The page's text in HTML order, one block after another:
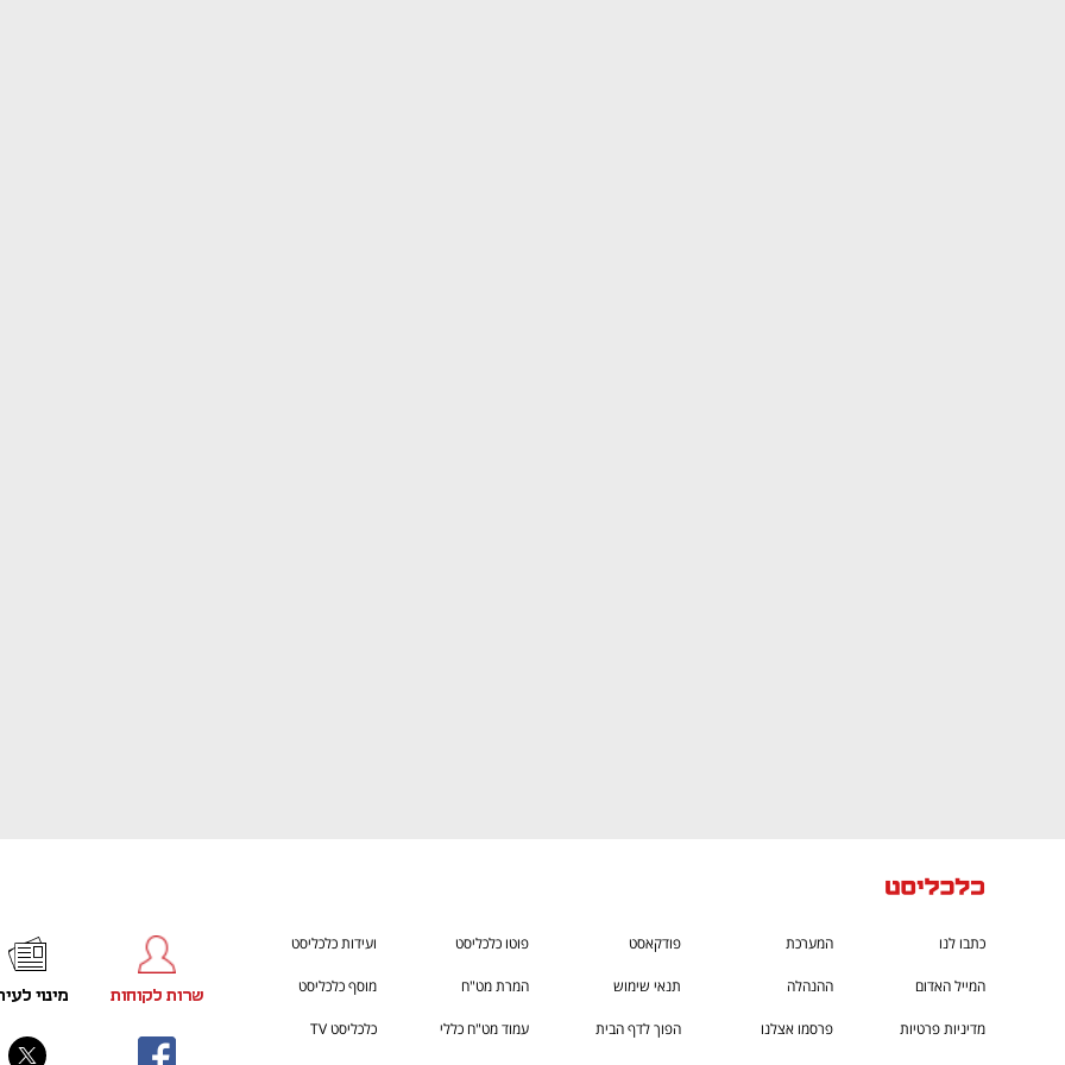
כתבו לנו המערכת פודקאסט פוטו כלכליסט ועידות כלכליסט
המייל האדום ההנהלה תנאי שימוש המרת מט"ח מוסף כלכליסט
מדיניות פרטיות פרסמו אצלנו הפוך לדף הבית עמוד מט"ח כללי כלכליסט TV
שרות לקוחות מינוי